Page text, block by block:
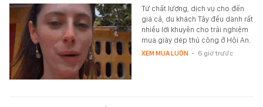
Từ chất lượng, dịch vụ cho đến
giá cả, du khách Tây đều dành rất
nhiều lời khuyên cho trải nghiệm
mua giày dép thủ công ở Hội An.
XEM MUA LUÔN - 6 giờ trước